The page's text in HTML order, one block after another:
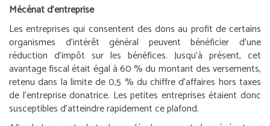
Mécénat d’entreprise
Les entreprises qui consentent des dons au profit de certains
organismes d’intérêt général peuvent bénéficier d’une
réduction d’impôt sur les bénéfices. Jusqu’à présent, cet
avantage fiscal était égal à 60 % du montant des versements,
retenu dans la limite de 0,5 % du chiffre d’affaires hors taxes
de l’entreprise donatrice. Les petites entreprises étaient donc
susceptibles d’atteindre rapidement ce plafond.